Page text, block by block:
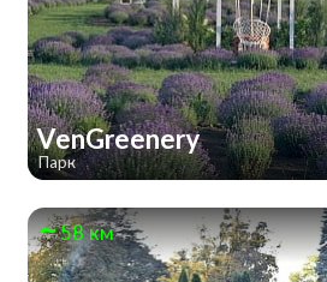
VenGreenery
Парк
58 км